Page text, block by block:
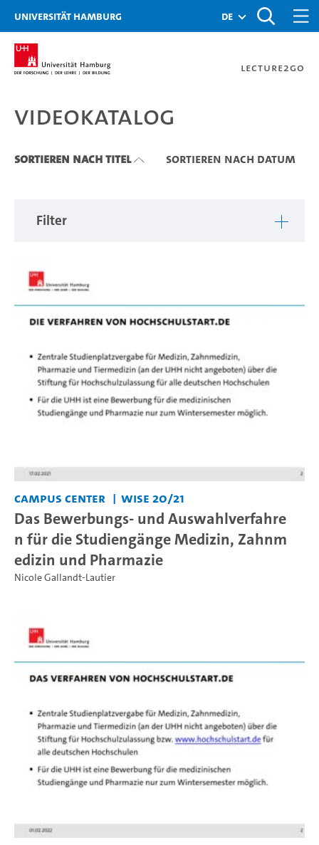
Zu den Filtern
Zur Metanavigation
Zur Hauptnavigation
Zur Suche
Zum Inhalt
Zum Seitenfuss
Universität Hamburg de
Lecture2Go
Videokatalog
Videokatalog
Sortieren nach Titel Sortieren nach Datum
Filter
Campus Center WiSe 20/21
Das Bewerbungs- und Auswahlverfahre
n für die Studiengänge Medizin, Zahnm
edizin und Pharmazie
Nicole Gallandt-Lautier